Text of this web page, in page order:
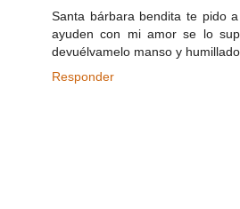
Santa bárbara bendita te pido
ayuden con mi amor se lo
devuélvamelo manso y humillado
Responder